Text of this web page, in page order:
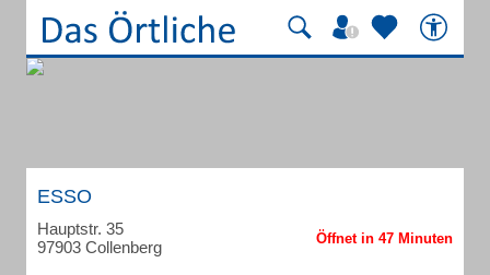
ESSO
Hauptstr. 35
97903 Collenberg